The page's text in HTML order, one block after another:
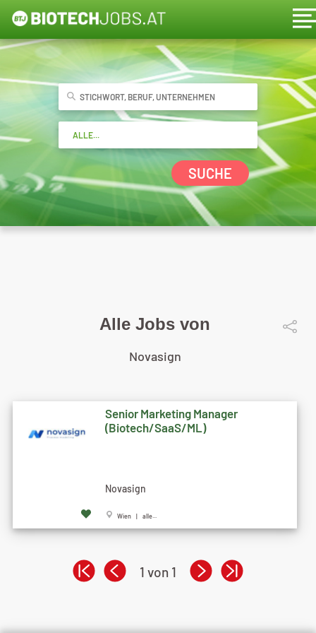
SUCHE
Alle Jobs von
Novasign
Senior Marketing Manager
(Biotech/SaaS/ML)
Novasign
Wien | alle...
1 von 1